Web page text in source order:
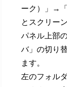
ーク）」→
とスクリー
パネル上部
バ」の切り
ます。
左のフォル